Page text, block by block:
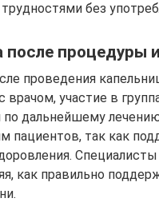
без
процедуры
проведения
врачом, участие в
дальнейшему
пациентов, так как
как правильно